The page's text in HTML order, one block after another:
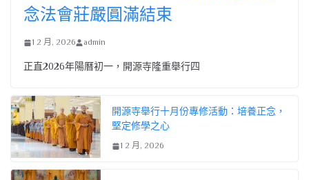
念法會莊嚴圓滿結束
1 2 月, 2026 admin
正直2026年陽曆初一，開源寺隆重舉行四
開源寺舉行十月份專修活動：培養正念，
堅定修學之心
1 2 月, 2026